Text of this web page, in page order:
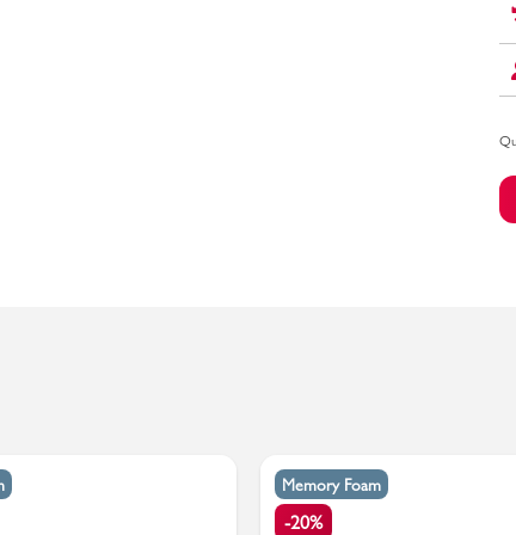
Memory Foam
-20%